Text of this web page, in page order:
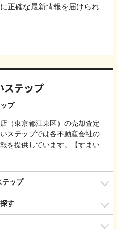
正確な最新情報を届けられ
プ
（東京都江東区）の売却査定
ステップでは各不動産会社の
を提供しています。【すまい
テップ
す